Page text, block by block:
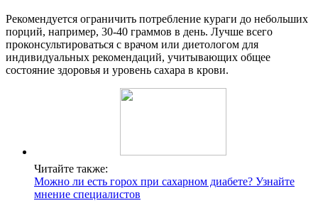
Рекомендуется ограничить потребление кураги до небольших
порций, например, 30-40 граммов в день. Лучше всего
проконсультироваться с врачом или диетологом для
индивидуальных рекомендаций, учитывающих общее
состояние здоровья и уровень сахара в крови.
Читайте также:
Можно ли есть горох при сахарном диабете? Узнайте
мнение специалистов